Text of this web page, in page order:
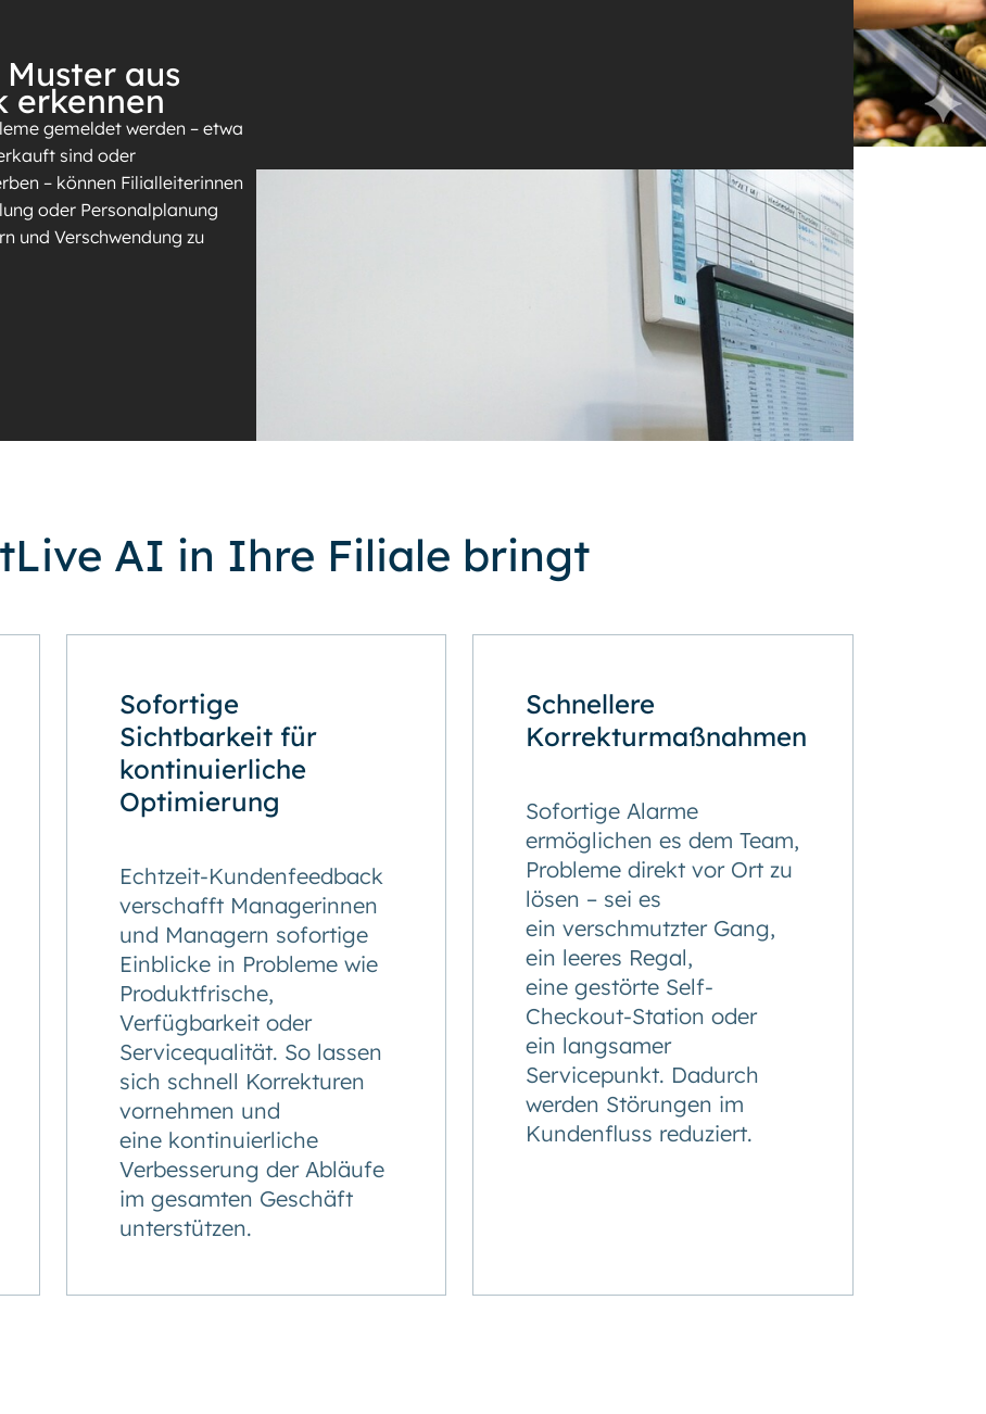
aus
erkennen
gemeldet werden – etwa
sind oder
– können Filialleiterinnen
oder Personalplanung
und Verschwendung zu
AI in Ihre Filiale bringt
Sofortige
Sichtbarkeit für
kontinuierliche
Optimierung
Echtzeit-Kundenfeedback
verschafft Managerinnen
und Managern sofortige
Einblicke in Probleme wie
Produktfrische,
Verfügbarkeit oder
Servicequalität. So lassen
sich schnell Korrekturen
vornehmen und
eine kontinuierliche
Verbesserung der Abläufe
im gesamten Geschäft
unterstützen.
Schnellere
Korrekturmaßnahmen
Sofortige Alarme
ermöglichen es dem Team,
Probleme direkt vor Ort zu
lösen – sei es
ein verschmutzter Gang,
ein leeres Regal,
eine gestörte Self-
Checkout-Station oder
ein langsamer
Servicepunkt. Dadurch
werden Störungen im
Kundenfluss reduziert.